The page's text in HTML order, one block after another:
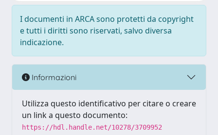
I documenti in ARCA sono protetti da copyright
e tutti i diritti sono riservati, salvo diversa
indicazione.
Informazioni
Utilizza questo identificativo per citare o creare
un link a questo documento:
https://hdl.handle.net/10278/3709952